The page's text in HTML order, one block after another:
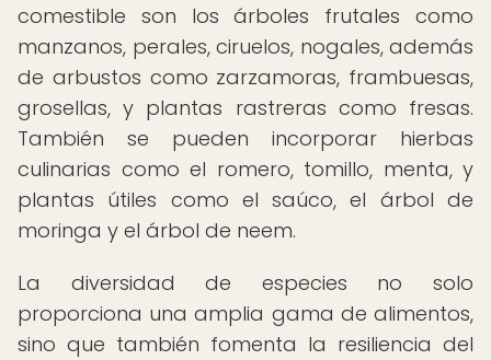
comestible son los árboles frutales como
manzanos, perales, ciruelos, nogales, además
de arbustos como zarzamoras, frambuesas,
grosellas, y plantas rastreras como fresas.
También se pueden incorporar hierbas
culinarias como el romero, tomillo, menta, y
plantas útiles como el saúco, el árbol de
moringa y el árbol de neem.
La diversidad de especies no solo
proporciona una amplia gama de alimentos,
sino que también fomenta la resiliencia del